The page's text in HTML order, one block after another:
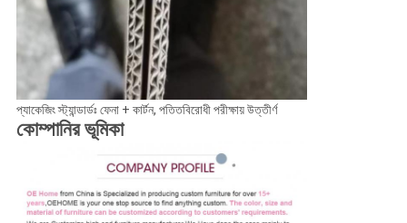
প্যাকেজিং স্ট্যান্ডার্ডঃ ফেনা + কার্টন, পতিতবিরোধী পরীক্ষায় উত্তীর্ণ
কোম্পানির ভূমিকা